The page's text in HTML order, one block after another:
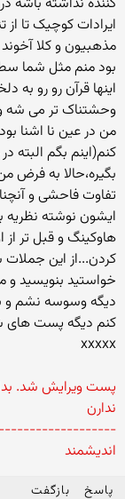
ایرادات کوچیک تا از
بود منم مثل شما
اینها قرآن رو رو
وحشتناک تر می شه و
من در عین نا اشنا
کنم(اینم بگم البته
بگیره،حالا به فرض
تفاوت فاحشی و
ایشون نوشته
هاوکینگ و قبل تر از
کردن...از این جملات
خواستید بنویسید
دیگه وسوسه نشم و
کنم دیگه پست های
xxxxx
پست ویرایش شد.
ندارن
اندیشمند
پاسخ بازگفت